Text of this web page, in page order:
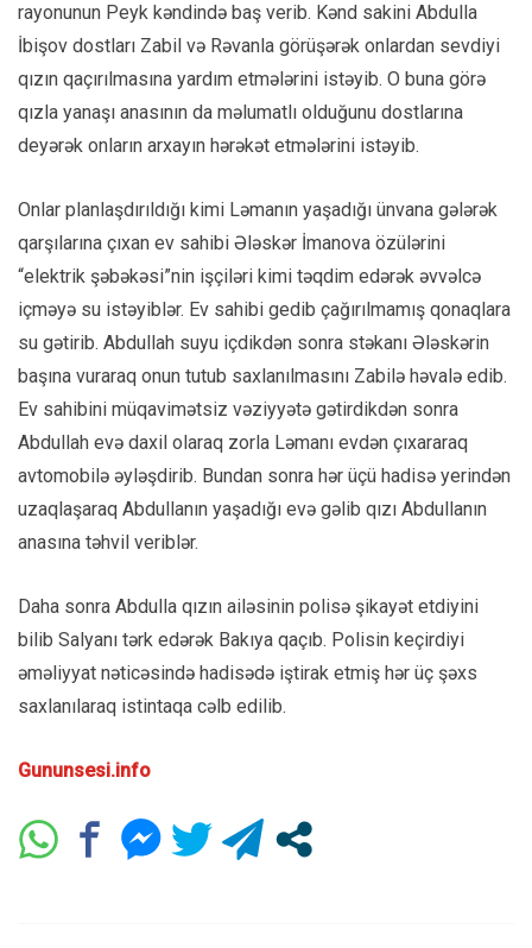
rayonunun Peyk kəndində baş verib. Kənd sakini Abdulla
İbişov dostları Zabil və Rəvanla görüşərək onlardan sevdiyi
qızın qaçırılmasına yardım etmələrini istəyib. O buna görə
qızla yanaşı anasının da məlumatlı olduğunu dostlarına
deyərək onların arxayın hərəkət etmələrini istəyib.
Onlar planlaşdırıldığı kimi Ləmanın yaşadığı ünvana gələrək
qarşılarına çıxan ev sahibi Ələskər İmanova özülərini
“elektrik şəbəkəsi”nin işçiləri kimi təqdim edərək əvvəlcə
içməyə su istəyiblər. Ev sahibi gedib çağırılmamış qonaqlara
su gətirib. Abdullah suyu içdikdən sonra stəkanı Ələskərin
başına vuraraq onun tutub saxlanılmasını Zabilə həvalə edib.
Ev sahibini müqavimətsiz vəziyyətə gətirdikdən sonra
Abdullah evə daxil olaraq zorla Ləmanı evdən çıxararaq
avtomobilə əyləşdirib. Bundan sonra hər üçü hadisə yerindən
uzaqlaşaraq Abdullanın yaşadığı evə gəlib qızı Abdullanın
anasına təhvil veriblər.
Daha sonra Abdulla qızın ailəsinin polisə şikayət etdiyini
bilib Salyanı tərk edərək Bakıya qaçıb. Polisin keçirdiyi
əməliyyat nəticəsində hadisədə iştirak etmiş hər üç şəxs
saxlanılaraq istintaqa cəlb edilib.
Gununsesi.info